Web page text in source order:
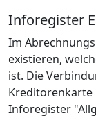
Inforegister
Im
existieren,
ist. Die
Kreditorenkarte
Inforegister